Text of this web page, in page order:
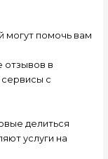
могут помочь вам
отзывов в
с
делиться
услуги на